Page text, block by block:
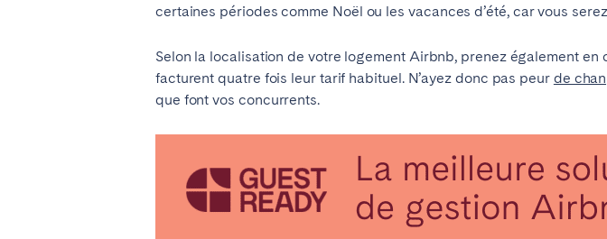
certaines périodes comme Noël ou les vacances d’été, car vous
Selon la localisation de votre logement Airbnb, prenez également
facturent quatre fois leur tarif habituel. N’ayez donc pas peur de
que font vos concurrents.
Edinburgh
WALES
Cardiff
PORTUGAL